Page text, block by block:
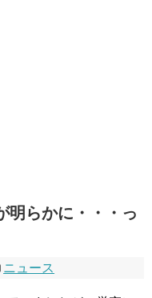
明らかに・・・っ
ニュース